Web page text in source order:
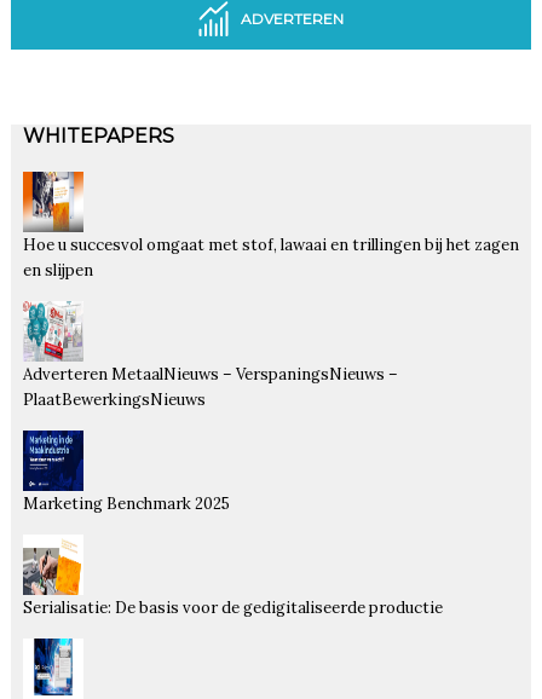
ADVERTEREN
WHITEPAPERS
Hoe u succesvol omgaat met stof, lawaai en trillingen bij het zagen
en slijpen
Adverteren MetaalNieuws – VerspaningsNieuws –
PlaatBewerkingsNieuws
Marketing Benchmark 2025
Serialisatie: De basis voor de gedigitaliseerde productie